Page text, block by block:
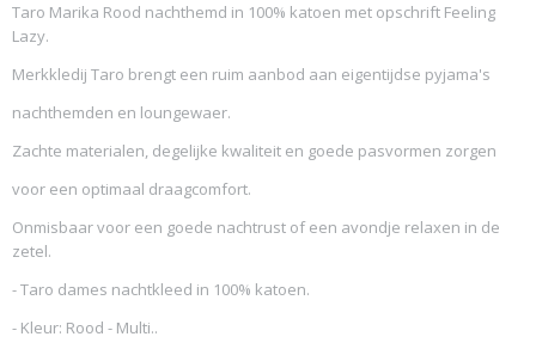
Taro Marika Rood nachthemd in 100% katoen met opschrift Feeling
Lazy.
Merkkledij Taro brengt een ruim aanbod aan eigentijdse pyjama's
nachthemden en loungewaer.
Zachte materialen, degelijke kwaliteit en goede pasvormen zorgen
voor een optimaal draagcomfort.
Onmisbaar voor een goede nachtrust of een avondje relaxen in de
zetel.
- Taro dames nachtkleed in 100% katoen.
- Kleur: Rood - Multi..